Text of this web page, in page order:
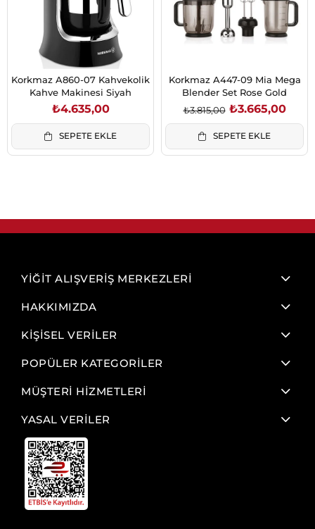
Korkmaz A860-07 Kahvekolik
Kahve Makinesi Siyah
₺4.635,00
SEPETE EKLE
Korkmaz A447-09 Mia Mega
Blender Set Rose Gold
₺3.665,00
₺3.815,00
SEPETE EKLE
YİĞİT ALIŞVERİŞ MERKEZLERİ
HAKKIMIZDA
KİŞİSEL VERİLER
POPÜLER KATEGORİLER
MÜŞTERİ HİZMETLERİ
YASAL VERİLER